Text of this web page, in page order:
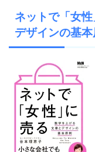
ネットで「女
デザインの基本